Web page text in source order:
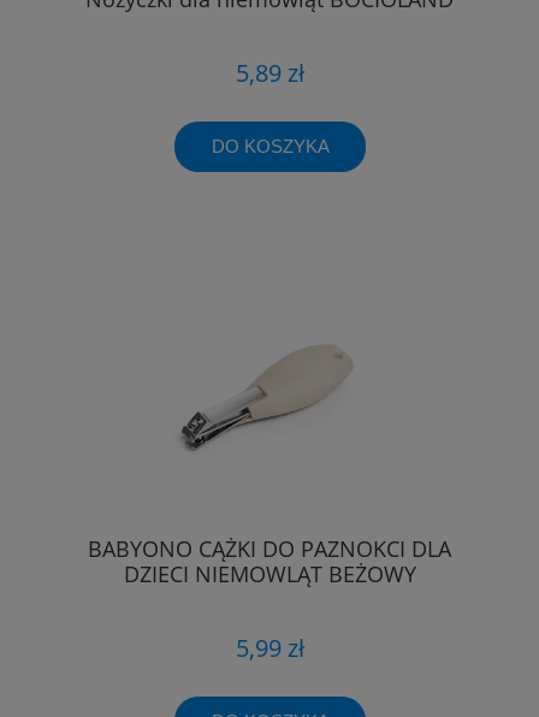
5,89 zł
DO KOSZYKA
BABYONO CĄŻKI DO PAZNOKCI DLA
DZIECI NIEMOWLĄT BEŻOWY
5,99 zł